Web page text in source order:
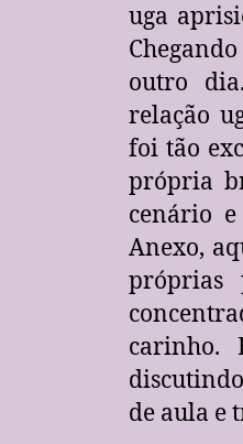
uga
outro
relação
foi tão
própria
cenário
Anexo,
próprias
carinho.
de aula e